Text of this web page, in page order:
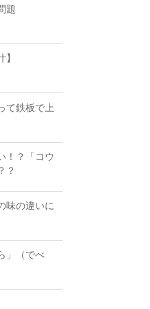
題
て鉄板で上
！？「コウ
？
味の違いに
」（でべ